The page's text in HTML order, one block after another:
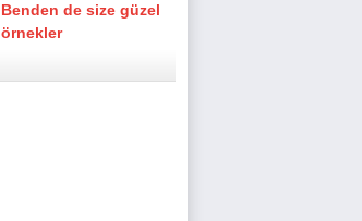
Benden de size güzel
örnekler